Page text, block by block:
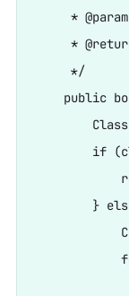
* @param
*
     */
public
if
}